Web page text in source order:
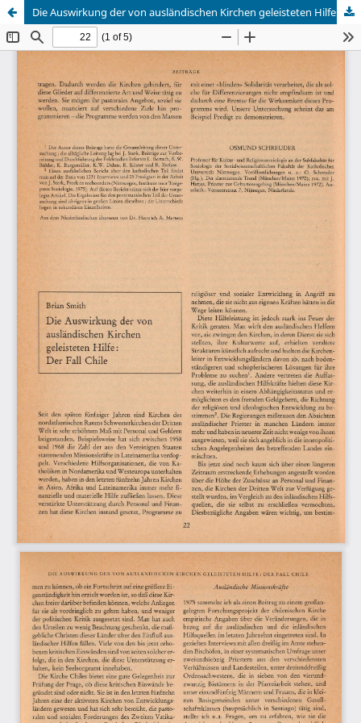
Die Auswirkung der von ausländischen Kirchen geleisteten Hilfe